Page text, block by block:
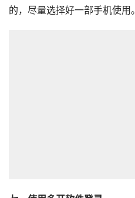
的，尽量选择好一部手机使用。